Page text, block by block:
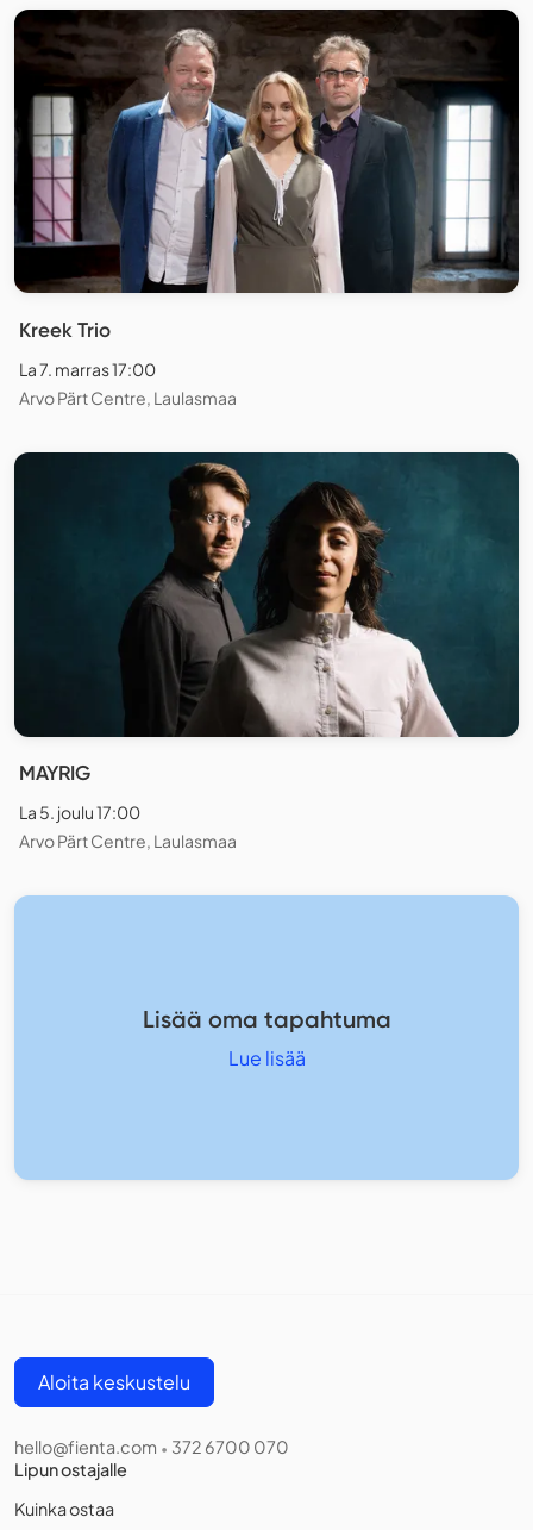
Kreek Trio
La 7. marras 17:00
Arvo Pärt Centre, Laulasmaa
MAYRIG
La 5. joulu 17:00
Arvo Pärt Centre, Laulasmaa
Lisää oma tapahtuma
Lue lisää
Aloita keskustelu
hello@fienta.com • 372 6700 070
Lipun ostajalle
Kuinka ostaa